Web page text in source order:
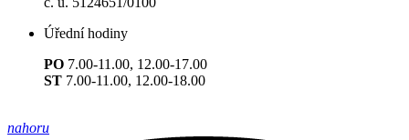
Úřední hodiny
PO 7.00-11.00, 12.00-17.00
ST 7.00-11.00, 12.00-18.00
nahoru